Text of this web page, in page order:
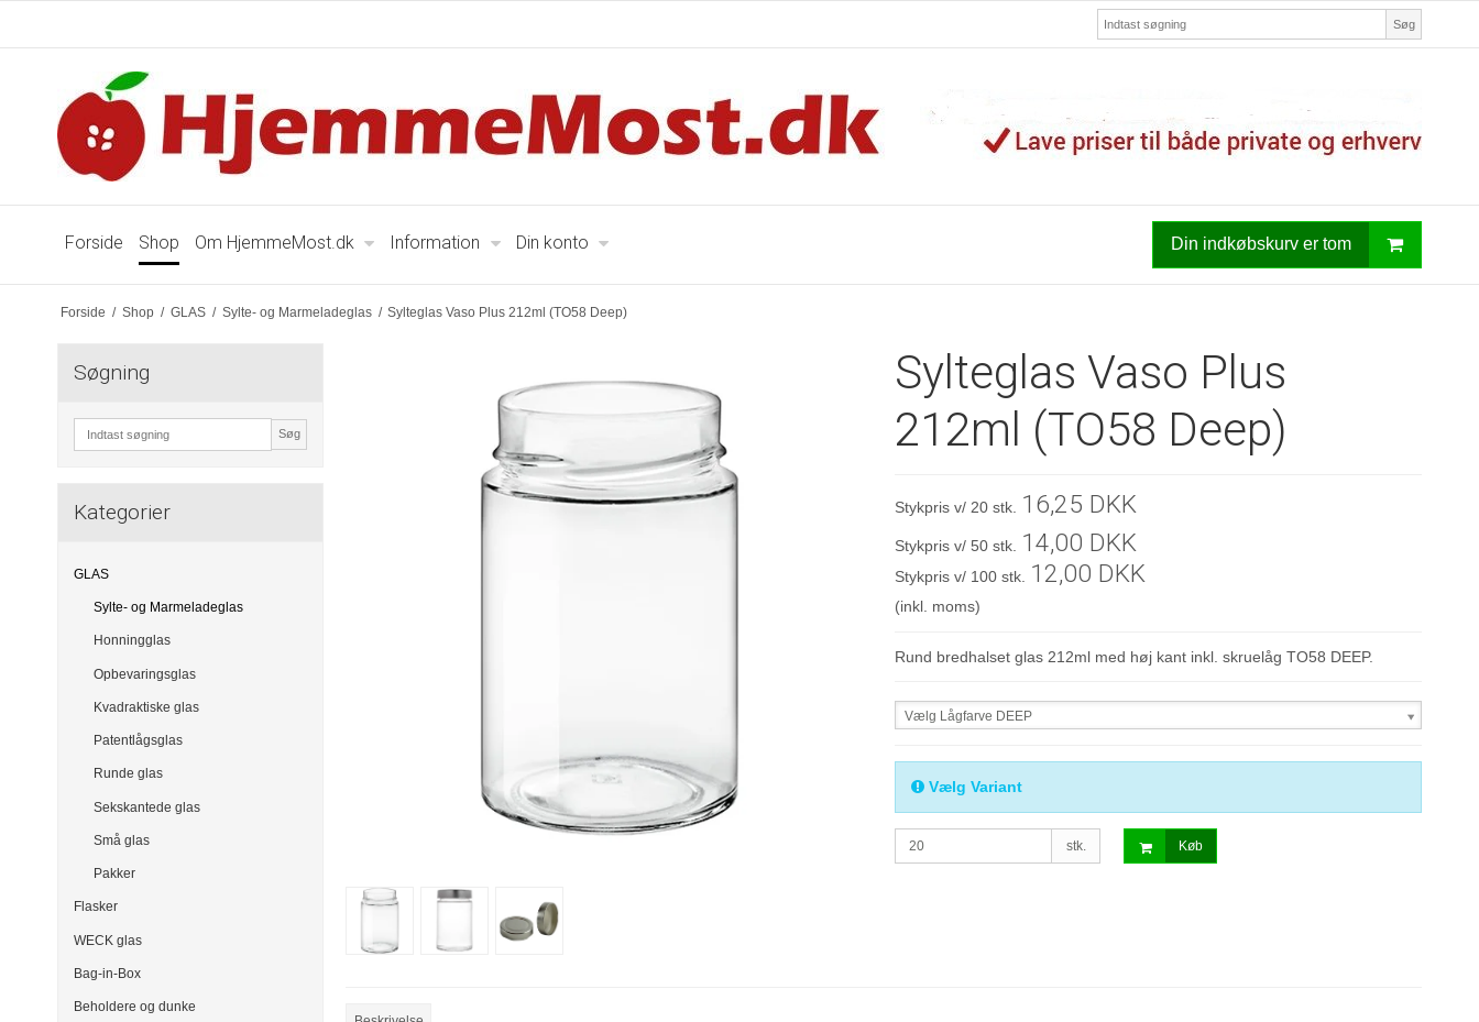
Søg
Forside Shop Om HjemmeMost.dk Information Din konto Din indkøbskurv er tom
Forside / Shop / GLAS / Sylte- og Marmeladeglas / Sylteglas Vaso Plus 212ml (TO58 Deep)
Søgning
Søg
Kategorier
GLAS
Sylte- og Marmeladeglas
Honningglas
Opbevaringsglas
Kvadraktiske glas
Patentlågsglas
Runde glas
Sekskantede glas
Små glas
Pakker
Flasker
WECK glas
Bag-in-Box
Beholdere og dunke
Sylteglas Vaso Plus
212ml (TO58 Deep)
Stykpris v/ 20 stk. 16,25 DKK
Stykpris v/ 50 stk. 14,00 DKK
Stykpris v/ 100 stk. 12,00 DKK
(inkl. moms)
Rund bredhalset glas 212ml med høj kant inkl. skruelåg TO58 DEEP.
Vælg Lågfarve DEEP
Vælg Variant
stk. Køb